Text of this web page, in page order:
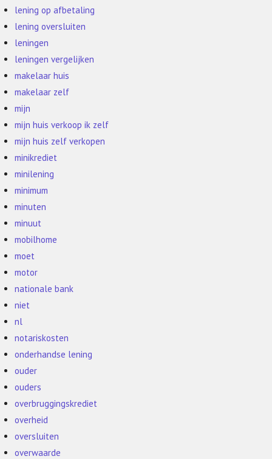
lening op afbetaling
lening oversluiten
leningen
leningen vergelijken
makelaar huis
makelaar zelf
mijn
mijn huis verkoop ik zelf
mijn huis zelf verkopen
minikrediet
minilening
minimum
minuten
minuut
mobilhome
moet
motor
nationale bank
niet
nl
notariskosten
onderhandse lening
ouder
ouders
overbruggingskrediet
overheid
oversluiten
overwaarde